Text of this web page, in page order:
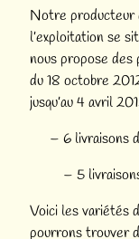
Notre producteur
l’exploitation se
nous propose
du 18 octobre
jusqu’au 4 avril
– 6 livraisons
– 5
Voici les variétés
pourrons trouver